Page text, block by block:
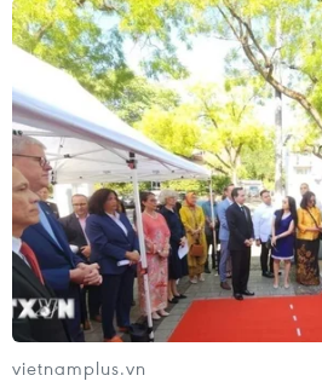
bán, tàng trữ, sử dụng trái
vụ, 25 đối tượng, 21 tàu vận
lấp không có hóa đơn
nguồn gốc, thu giữ 6.737m3
Lực lượng Công an cũng bắt
tượng tàng trữ, vận chuyển,
vật liệu nổ và pháo trái
vietnamplus.vn